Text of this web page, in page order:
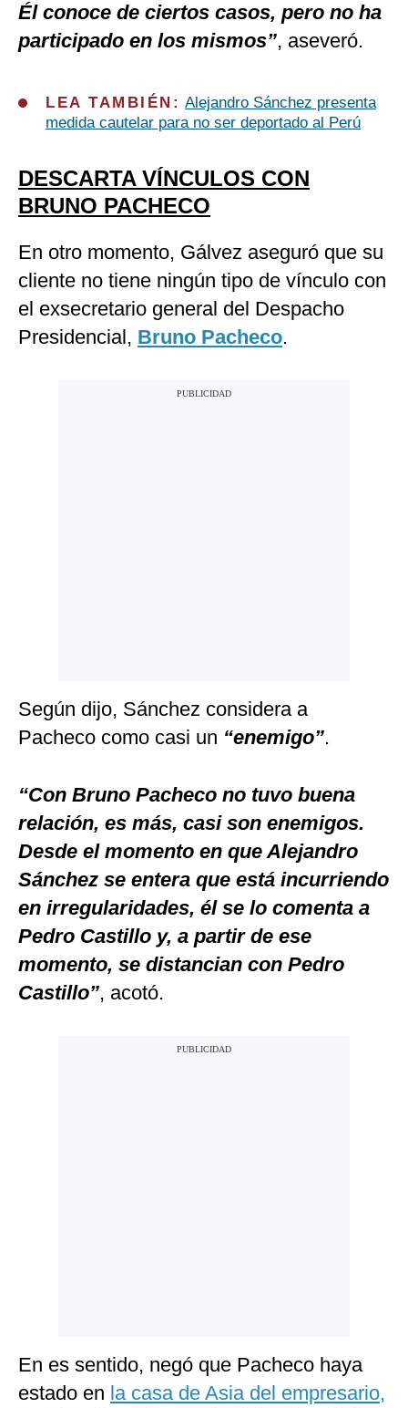
Él conoce de ciertos casos, pero no ha
participado en los mismos”, aseveró.
LEA TAMBIÉN: Alejandro Sánchez presenta
medida cautelar para no ser deportado al Perú
DESCARTA VÍNCULOS CON
BRUNO PACHECO
En otro momento, Gálvez aseguró que su
cliente no tiene ningún tipo de vínculo con
el exsecretario general del Despacho
Presidencial, Bruno Pacheco.
Según dijo, Sánchez considera a
Pacheco como casi un “enemigo”.
“Con Bruno Pacheco no tuvo buena
relación, es más, casi son enemigos.
Desde el momento en que Alejandro
Sánchez se entera que está incurriendo
en irregularidades, él se lo comenta a
Pedro Castillo y, a partir de ese
momento, se distancian con Pedro
Castillo”, acotó.
En es sentido, negó que Pacheco haya
estado en la casa de Asia del empresario,